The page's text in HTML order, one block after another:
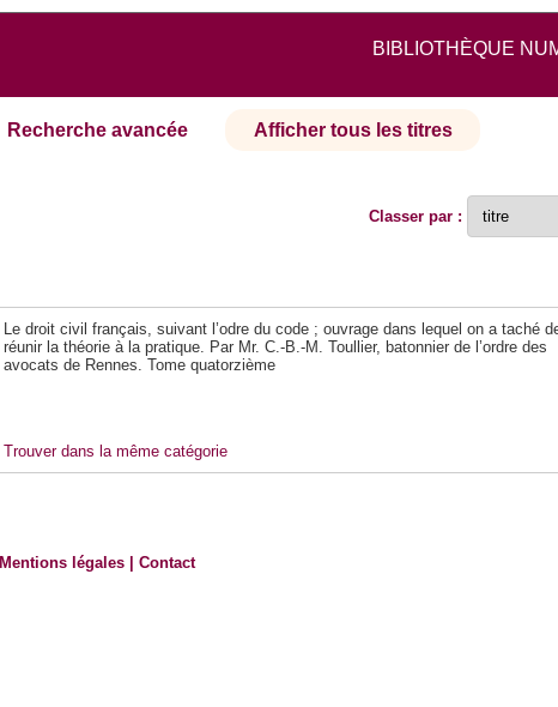
BIBLIOTHÈQUE
Recherche avancée Afficher tous les titres
Classer par :
Le droit civil français, suivant l’odre du code ; ouvrage dans lequel on a taché
réunir la théorie à la pratique. Par Mr. C.-B.-M. Toullier, batonnier de l’ordre des
avocats de Rennes. Tome quatorzième
Trouver dans la même catégorie
Mentions légales |Contact